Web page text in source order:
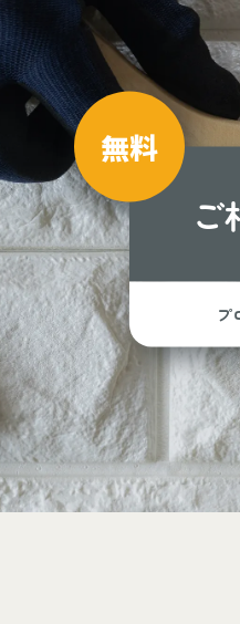
無料
ご
プ